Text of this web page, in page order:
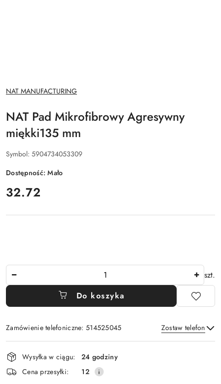
NAZWA
PRODUCENTA:
NAT MANUFACTURING
NAT Pad Mikrofibrowy Agresywny
miękki135 mm
Symbol: 5904734053309
Dostępność:Mało
cena:
32.72
szt.
Do koszyka
Zamówienie telefoniczne: 514525045 Zostaw telefon
Wyślij
Dostępność
i
dostawa
Wysyłka w ciągu:
24 godziny
Cena przesyłki:
12